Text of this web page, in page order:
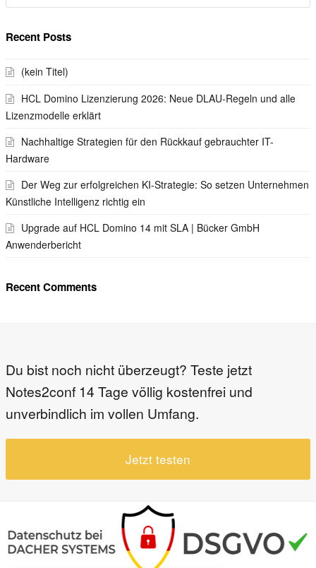
Recent Posts
(kein Titel)
HCL Domino Lizenzierung 2026: Neue DLAU-Regeln und alle
Lizenzmodelle erklärt
Nachhaltige Strategien für den Rückkauf gebrauchter IT-
Hardware
Der Weg zur erfolgreichen KI-Strategie: So setzen Unternehmen
Künstliche Intelligenz richtig ein
Upgrade auf HCL Domino 14 mit SLA | Bücker GmbH
Anwenderbericht
Recent Comments
Du bist noch nicht überzeugt? Teste jetzt
Notes2conf 14 Tage völlig kostenfrei und
unverbindlich im vollen Umfang.
Jetzt testen